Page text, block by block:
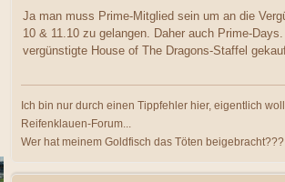
Ja man muss Prime-Mitglied sein um an die
10 & 11.10 zu gelangen. Daher auch Prime-
vergünstigte House of The Dragons-Staffel
Ich bin nur durch einen Tippfehler hier, eigentlich
Reifenklauen-Forum...
Wer hat meinem Goldfisch das Töten beigebracht???